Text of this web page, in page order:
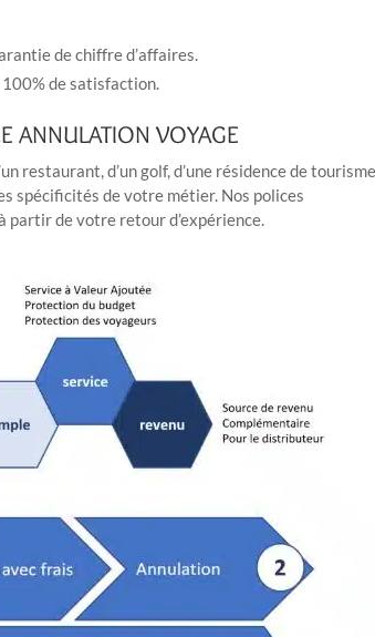
de chiffre d’affaires.
100% de satisfaction.
ANNULATION VOYAGE
restaurant, d’un golf, d’une résidence de
spécificités de votre métier. Nos polices
partir de votre retour d’expérience.